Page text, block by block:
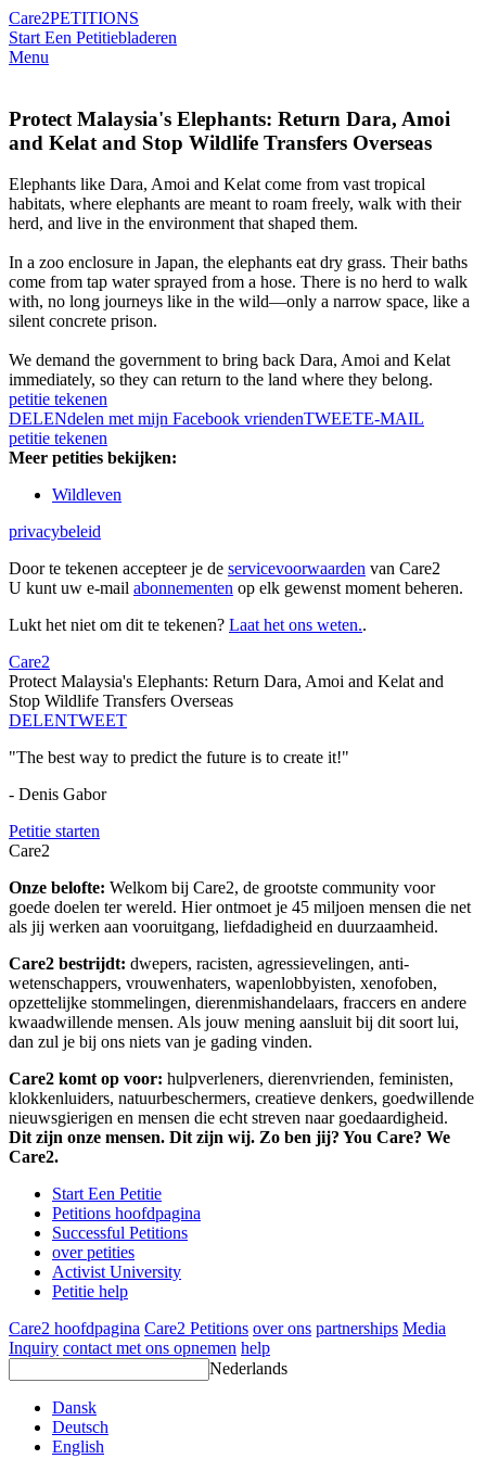
Care2PETITIONS
Start Een Petitiebladeren
Menu
Protect Malaysia's Elephants: Return Dara, Amoi
and Kelat and Stop Wildlife Transfers Overseas
Elephants like Dara, Amoi and Kelat come from vast tropical
habitats, where elephants are meant to roam freely, walk with their
herd, and live in the environment that shaped them.
In a zoo enclosure in Japan, the elephants eat dry grass. Their baths
come from tap water sprayed from a hose. There is no herd to walk
with, no long journeys like in the wild—only a narrow space, like a
silent concrete prison.
We demand the government to bring back Dara, Amoi and Kelat
immediately, so they can return to the land where they belong.
petitie tekenen
DELENdelen met mijn Facebook vriendenTWEETE-MAIL
petitie tekenen
Meer petities bekijken:
Wildleven
privacybeleid
Door te tekenen accepteer je de servicevoorwaarden van Care2
U kunt uw e-mail abonnementen op elk gewenst moment beheren.
Lukt het niet om dit te tekenen? Laat het ons weten..
Care2
Protect Malaysia's Elephants: Return Dara, Amoi and Kelat and
Stop Wildlife Transfers Overseas
DELENTWEET
"The best way to predict the future is to create it!"
- Denis Gabor
Petitie starten
Care2
Onze belofte: Welkom bij Care2, de grootste community voor
goede doelen ter wereld. Hier ontmoet je 45 miljoen mensen die net
als jij werken aan vooruitgang, liefdadigheid en duurzaamheid.
Care2 bestrijdt: dwepers, racisten, agressievelingen, anti-
wetenschappers, vrouwenhaters, wapenlobbyisten, xenofoben,
opzettelijke stommelingen, dierenmishandelaars, fraccers en andere
kwaadwillende mensen. Als jouw mening aansluit bij dit soort lui,
dan zul je bij ons niets van je gading vinden.
Care2 komt op voor: hulpverleners, dierenvrienden, feministen,
klokkenluiders, natuurbeschermers, creatieve denkers, goedwillende
nieuwsgierigen en mensen die echt streven naar goedaardigheid.
Dit zijn onze mensen. Dit zijn wij. Zo ben jij? You Care? We
Care2.
Start Een Petitie
Petitions hoofdpagina
Successful Petitions
over petities
Activist University
Petitie help
Care2 hoofdpagina Care2 Petitions over ons partnerships Media
Inquiry contact met ons opnemen help
Nederlands
Dansk
Deutsch
English